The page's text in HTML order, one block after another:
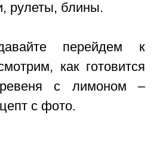
рулеты, блины.
перейдем к
как готовится
с лимоном –
с фото.